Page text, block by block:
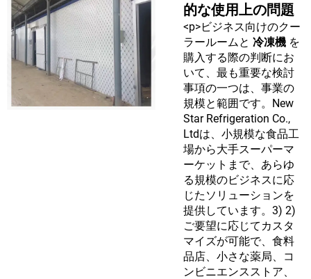
的な使用上の問題
<p>ビジネス向けのクー
ラールームと 冷凍機 を
購入する際の判断にお
いて、最も重要な検討
事項の一つは、事業の
規模と範囲です。New
Star Refrigeration Co.,
Ltdは、小規模な食品工
場から大手スーパーマ
ーケットまで、あらゆ
る規模のビジネスに応
じたソリューションを
提供しています。3) 2)
ご要望に応じてカスタ
マイズが可能で、食料
品店、小さな薬局、コ
ンビニエンスストア、